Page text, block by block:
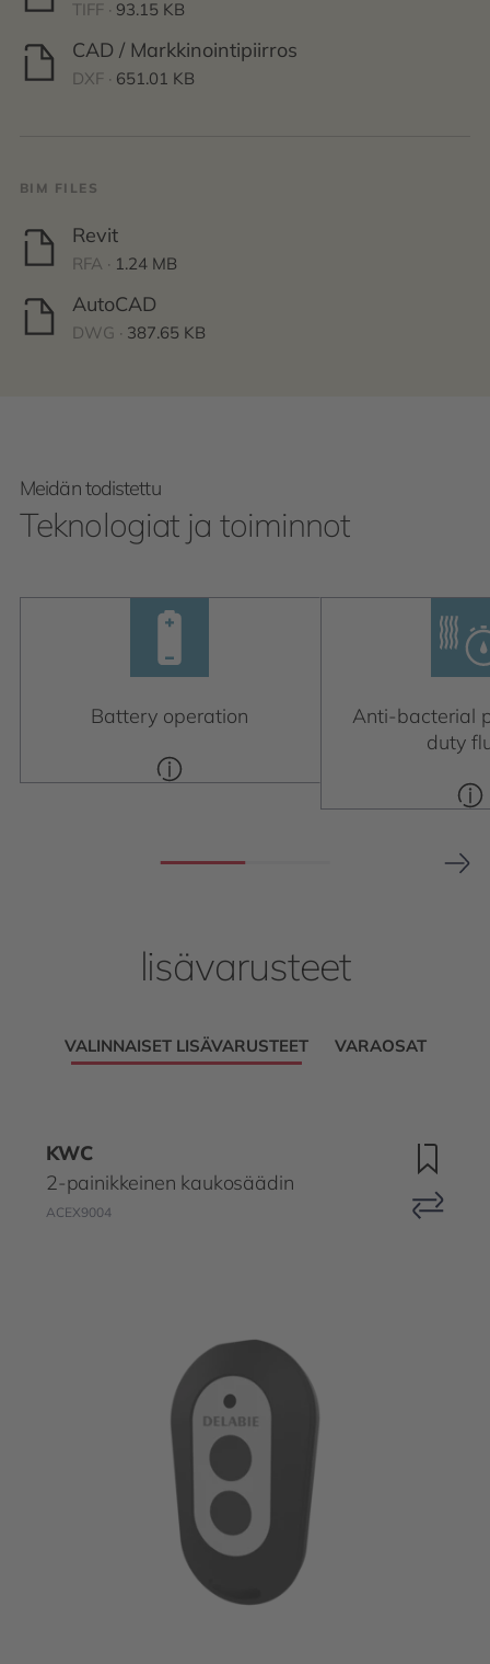
TIFF · 93.15 KB
CAD / Markkinointipiirros
DXF · 651.01 KB
BIM FILES
Revit
RFA · 1.24 MB
AutoCAD
DWG · 387.65 KB
Meidän todistettu
Teknologiat ja toiminnot
Battery operation
Anti-bacterial
duty
lisävarusteet
VALINNAISET LISÄVARUSTEET VARAOSAT
KWC
2-painikkeinen kaukosäädin
ACEX9004